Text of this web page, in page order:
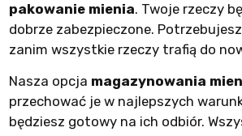
pakowanie mienia. Twoje rzeczy
dobrze zabezpieczone.
zanim wszystkie rzeczy trafią do
Nasza opcja magazynowania
przechować je w najlepszych
będziesz gotowy na ich odbiór.